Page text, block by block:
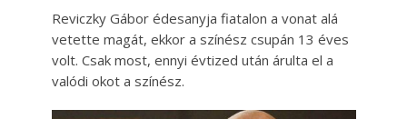
Reviczky Gábor édesanyja fiatalon a vonat alá
vetette magát, ekkor a színész csupán 13 éves
volt. Csak most, ennyi évtized után árulta el a
valódi okot a színész.